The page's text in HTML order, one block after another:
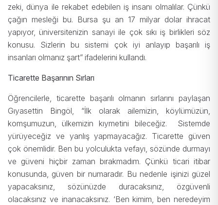
zeki, dünya ile rekabet edebilen iş insanı olmalılar. Çünkü
çağın mesleği bu. Bursa şu an 17 milyar dolar ihracat
yapıyor, üniversitenizin sanayi ile çok sıkı iş birlikleri söz
konusu. Sizlerin bu sistemi çok iyi anlayıp başarılı iş
insanları olmanız şart” ifadelerini kullandı.
Ticarette Başarının Sırları
Öğrencilerle, ticarette başarılı olmanın sırlarını paylaşan
Gıyasettin Bingöl, “İlk olarak ailemizin, köylümüzün,
komşumuzun, ülkemizin kıymetini bileceğiz. Sistemde
yürüyeceğiz ve yanlış yapmayacağız. Ticarette güven
çok önemlidir. Ben bu yolculukta vefayı, sözünde durmayı
ve güveni hiçbir zaman bırakmadım. Çünkü ticari itibar
konusunda, güven bir numaradır. Bu nedenle işinizi güzel
yapacaksınız, sözünüzde duracaksınız, özgüvenli
olacaksınız ve inanacaksınız. ‘Ben kimim, ben neredeyim